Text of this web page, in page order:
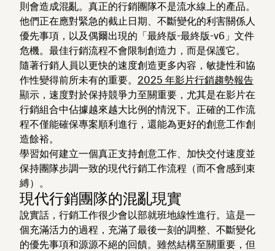
則會造成混亂。真正的行銷團隊不是流水線上的產品。
他們正在應對緊急的截止日期、不斷變化的利害關係人
優先事項，以及偶爾出現的「最終版-最終版-v6」文件
危機。最佳行銷流程不會限制創造力，而是保護它。
隨著行銷人員以更快的速度創造更多內容，敏捷性和協
作性變得前所未有的重要。 2025 年影片行銷趨勢報告
顯示，速度對於保持競爭力至關重要，尤其是在影片在
行銷組合中佔據越來越大比例的情況下。正確的工作流
程不僅能確保專案順利進行，還能為更好的創意工作創
造餘裕。
學習如何建立一個真正支持創意工作、加快交付速度並
保持團隊步調一致的現代行銷工作流程（而不會感到束
縛）。
現代行銷團隊的混亂現實
說實話，行銷工作很少會以部就班地線性進行。這是一
個充滿活力的過程，充滿了最後一刻的調整、不斷變化
的優先事項和源源不絕的回饋。雖然結構至關重要，但